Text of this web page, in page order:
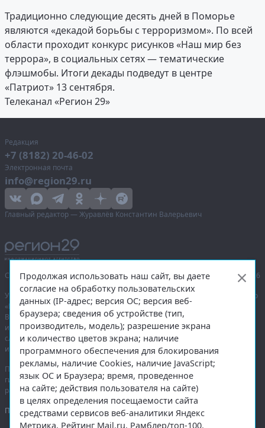
Традиционно следующие десять дней в Поморье
являются «декадой борьбы с терроризмом». По всей
области проходит конкурс рисунков «Наш мир без
террора», в социальных сетях — тематические
флэшмобы. Итоги декады подведут в центре
«Патриот» 13 сентября.
Телеканал «Регион 29»
Редакция
+7 (8182) 20-46-02
Электронная почта
info@region29.ru
Главный редактор — Журавлёв Константин Валерьевич
Сетевое издание «Информационное агентство Регион 29»,
© 2016–2026
Учредитель — общество с ограниченной ответственностью «Агентство
«Правда Севера».
Выписка из реестра зарегистрированных средств массовой
информации:ЭЛ № ФС 77-74226от 09.11.2018 выдано Федеральной
службой по надзору в сфере связи, информационных технологий
и массовых коммуникаций (Роскомнадзор).
При полном или частичном использовании любых материалов
гиперссылка на region29.ruобязательна. Копирование материалов без
разрешения администрации сайта запрещено.
Правовая информация.
Продолжая использовать наш сайт, вы даете
согласие на обработку пользовательских
данных (IP-адрес; версия ОС; версия веб-
браузера; сведения об устройстве (тип,
производитель, модель); разрешение экрана
и количество цветов экрана; наличие
программного обеспечения для блокирования
рекламы, наличие Cookies, наличие JavaScript;
язык ОС и Браузера; время, проведенное
на сайте; действия пользователя на сайте)
в целях определения посещаемости сайта
средствами сервисов веб-аналитики Яндекс
Метрика, Рейтинг Mail.ru, Рамблер/топ-100.